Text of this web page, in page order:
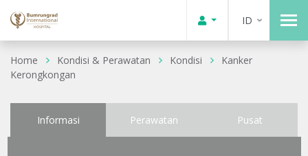
ID
Home Kondisi & Perawatan Kondisi
Kanker
Kerongkongan
Informasi Perawatan Pusat